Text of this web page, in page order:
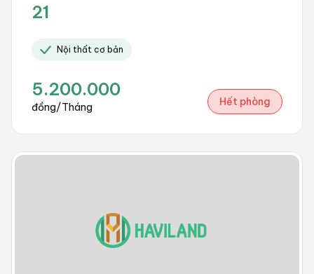
21
Nội thất cơ bản
5.200.000
đồng/Tháng Hết phòng